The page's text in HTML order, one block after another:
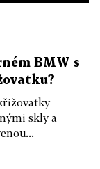
BMW s
skly a